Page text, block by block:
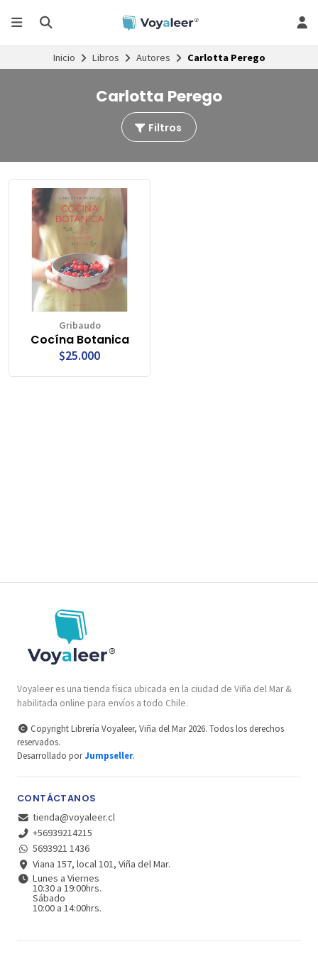
Inicio Libros Autores Carlotta Perego
Carlotta Perego
Filtros
Gribaudo
Cocína Botanica
$25.000
Voyaleer es una tienda física ubicada en la ciudad de Viña del Mar &
habilitada online para envíos a todo Chile.
Copyright Librería Voyaleer, Viña del Mar 2026. Todos los derechos
reservados.
Desarrollado porJumpseller.
CONTÁCTANOS
tienda@voyaleer.cl
+56939214215
5693921 1436
Viana 157, local 101, Viña del Mar.
Lunes a Viernes
10:30 a 19:00hrs.
Sábado
10:00 a 14:00hrs.